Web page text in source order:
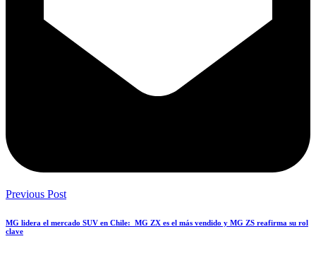
Previous Post
MG lidera el mercado SUV en Chile: MG ZX es el más vendido y MG ZS reafirma su rol
clave